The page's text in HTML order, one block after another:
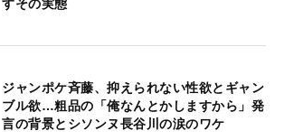
すその実態
ジャンポケ斉藤、抑えられない性欲とギャン
ブル欲…粗品の「俺なんとかしますから」発
言の背景とシソンヌ長谷川の涙のワケ